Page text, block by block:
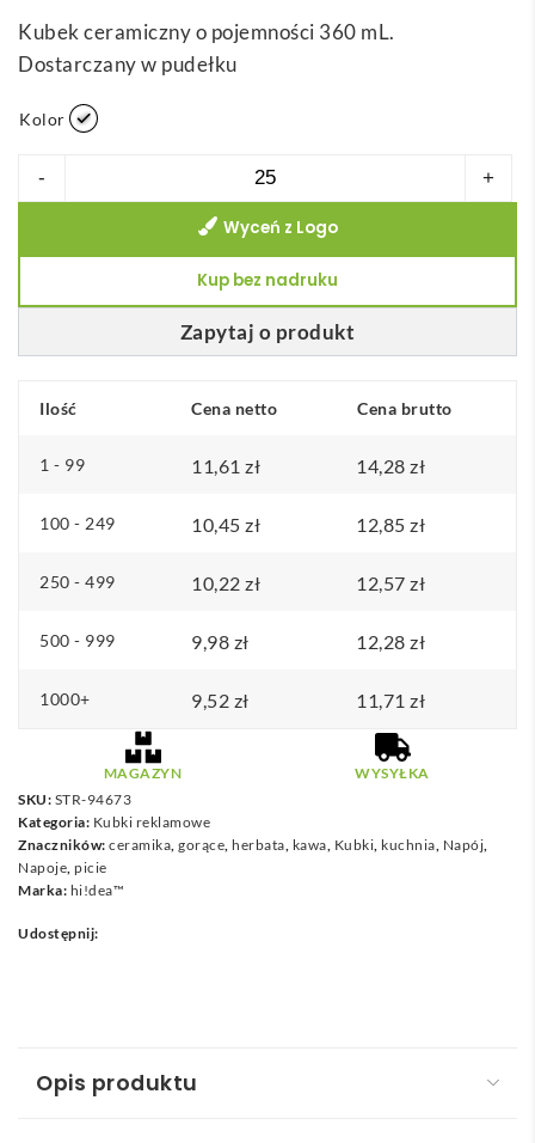
Kubek ceramiczny o pojemności 360 mL.
Dostarczany w pudełku
Kolor
-
VERNON
mL
+
Zapytaj o produkt
Wyceń z Logo
Kup bez nadruku
Ilość Cena netto Cena brutto
1 - 99 11,61 zł 14,28 zł
100 - 249 10,45 zł 12,85 zł
250 - 499 10,22 zł 12,57 zł
500 - 999 9,98 zł 12,28 zł
1000+ 9,52 zł 11,71 zł
MAGAZYN
WYSYŁKA
SKU: STR-94673
Kategoria: Kubki reklamowe
Znaczników: ceramika, gorące, herbata, kawa, Kubki, kuchnia, Napój,
Napoje, picie
Marka: hi!dea™
Udostępnij:
Opis produktu